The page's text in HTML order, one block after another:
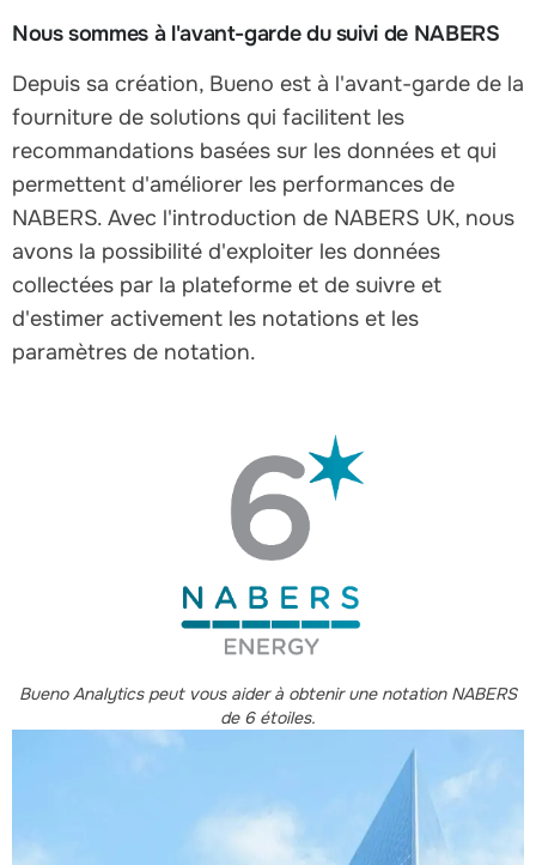
Nous sommes à l'avant-garde du suivi de NABERS
Depuis sa création, Bueno est à l'avant-garde de la
fourniture de solutions qui facilitent les
recommandations basées sur les données et qui
permettent d'améliorer les performances de
NABERS. Avec l'introduction de NABERS UK, nous
avons la possibilité d'exploiter les données
collectées par la plateforme et de suivre et
d'estimer activement les notations et les
paramètres de notation.
Bueno Analytics peut vous aider à obtenir une notation NABERS
de 6 étoiles.